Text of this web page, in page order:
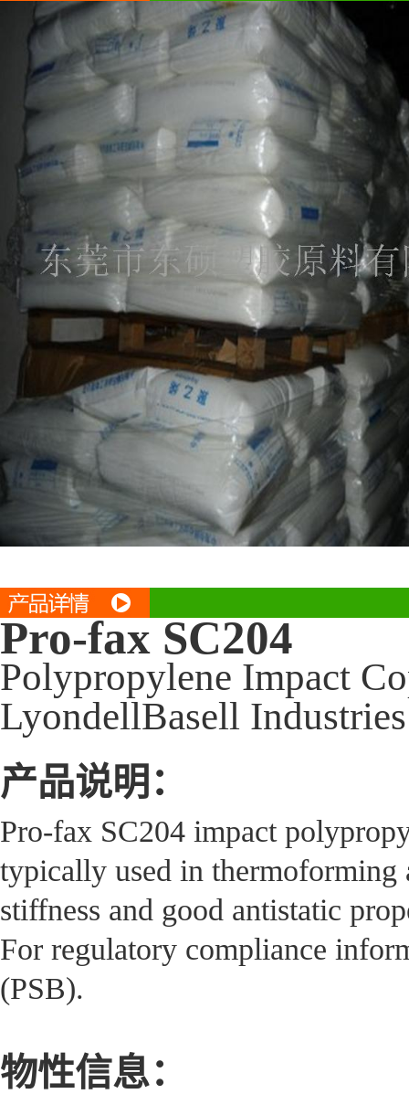
Pro-fax SC204
Polypropylene Impact
LyondellBasell Industries
产品说明：
Pro-fax SC204 impact
typically used in thermoforming
stiffness and good antistatic
For regulatory compliance
(PSB).
物性信息：